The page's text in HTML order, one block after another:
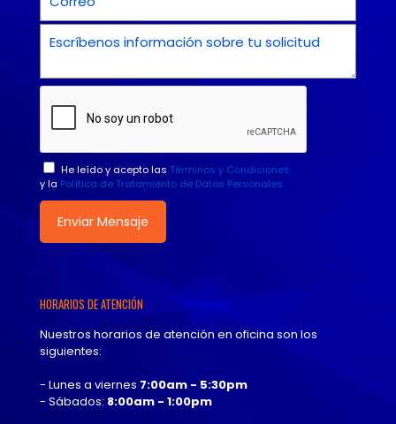
He leído y acepto las Términos y Condiciones
y la Política de Tratamiento de Datos Personales.
HORARIOS DE ATENCIÓN
Nuestros horarios de atención en oficina son los
siguientes:
- Lunes a viernes 7:00am - 5:30pm
- Sábados: 8:00am - 1:00pm